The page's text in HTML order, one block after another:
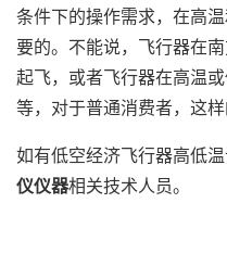
条件下的操作需求，在高
要的。不能说，飞行器在
起飞，或者飞行器在高温
等，对于普通消费者，这
如有低空经济飞行器高低
仪仪器相关技术人员。